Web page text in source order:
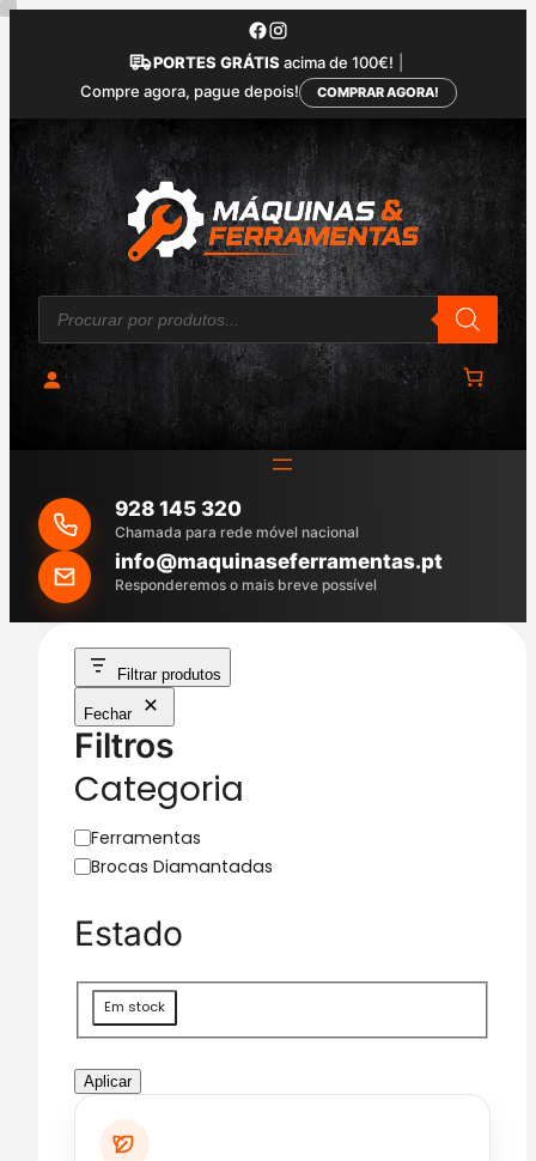
Saltar
conteúdo
PORTES GRÁTIS acima de 100€!
Compre agora, pague depois!
COMPRAR AGORA!
P
o
u
r
c
h
928 145 320
Chamada para rede móvel nacional
info@maquinaseferramentas.pt
Responderemos o mais breve possível
Filtrar produtos
Fechar
Filtros
Categoria
C
a
e
g
a
Ferramentas
Brocas Diamantadas
Estado
i
p
Em stock
Aplicar